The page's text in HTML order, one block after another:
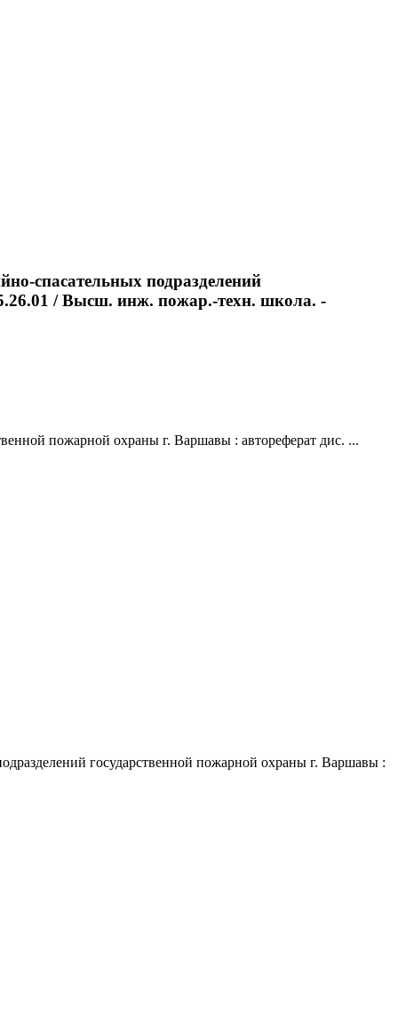
спасательных подразделений
/ Высш. инж. пожар.-техн. школа. -
пожарной охраны г. Варшавы : автореферат дис. ...
государственной пожарной охраны г. Варшавы :